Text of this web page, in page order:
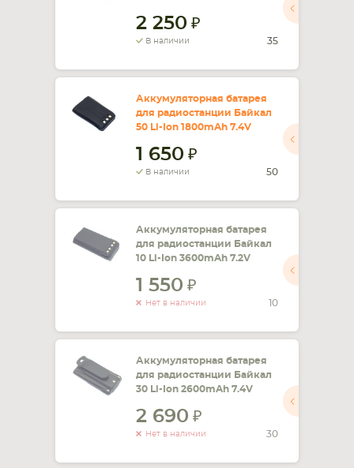
КОМПЛЕКТУЮЩИЕ
2 250
В наличии 35
Аккумуляторная батарея
для радиостанции Байкал
50 Li-Ion 1800mAh 7.4V
1 650
В наличии 50
Аккумуляторная батарея
для радиостанции Байкал
10 Li-Ion 3600mAh 7.2V
1 550
Нет в наличии 10
Аккумуляторная батарея
для радиостанции Байкал
30 Li-Ion 2600mAh 7.4V
2 690
Нет в наличии 30